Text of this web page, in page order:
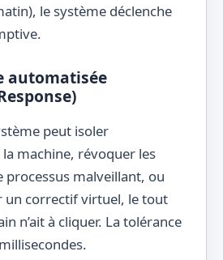
le système déclenche
automatisée
peut isoler
machine, révoquer les
processus malveillant, ou
un correctif virtuel, le tout
n’ait à cliquer. La tolérance